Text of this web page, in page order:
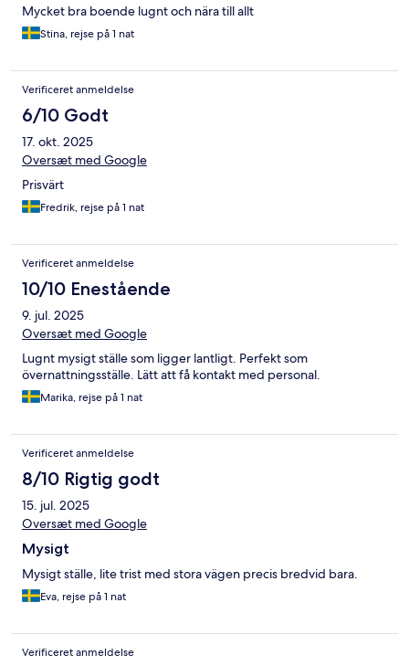
Mycket bra boende lugnt och nära till allt
Stina, rejse på 1 nat
Verificeret anmeldelse
6/10 Godt
17. okt. 2025
Oversæt med Google
Prisvärt
Fredrik, rejse på 1 nat
Verificeret anmeldelse
10/10 Enestående
9. jul. 2025
Oversæt med Google
Lugnt mysigt ställe som ligger lantligt. Perfekt som
övernattningsställe. Lätt att få kontakt med personal.
Marika, rejse på 1 nat
Verificeret anmeldelse
8/10 Rigtig godt
15. jul. 2025
Oversæt med Google
Mysigt
Mysigt ställe, lite trist med stora vägen precis bredvid bara.
Eva, rejse på 1 nat
Verificeret anmeldelse